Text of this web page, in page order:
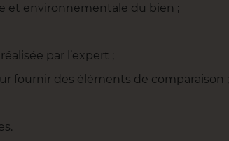
et environnementale du bien ;
par l’expert ;
fournir des éléments de comparaison ;